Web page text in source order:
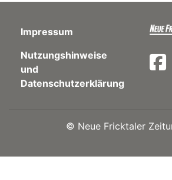
Paper
App
Impressum
Nutzungshinweise
und
Datenschutzerklärung
© Neue Fricktaler